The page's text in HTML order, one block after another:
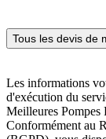
Tous les devis de
Les informations
d'exécution du
Meilleures Pompes
Conformément au